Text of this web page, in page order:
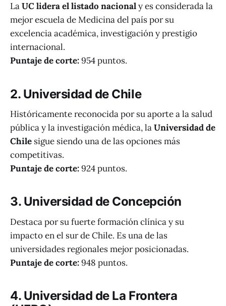
LaUC lidera el listado nacionaly es considerada la
mejor escuela de Medicina del país por su
excelencia académica, investigación y prestigio
internacional.
Puntaje de corte:954 puntos.
2. Universidad de Chile
Históricamente reconocida por su aporte a la salud
pública y la investigación médica, laUniversidad de
Chile sigue siendo una de las opciones más
competitivas.
Puntaje de corte:924 puntos.
3. Universidad de Concepción
Destaca por su fuerte formación clínica y su
impacto en el sur de Chile. Es una de las
universidades regionales mejor posicionadas.
Puntaje de corte:948 puntos.
4. Universidad de La Frontera